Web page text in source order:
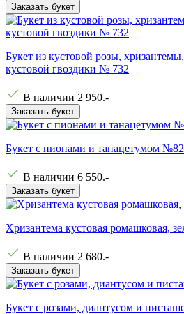
Заказать букет
Букет из кустовой розы,
кустовой гвоздики № 732
В наличии 2 950.-
Заказать букет
Букет с пионами и танацетумом
В наличии 6 550.-
Заказать букет
Хризантема кустовая ромашковая,
В наличии 2 680.-
Заказать букет
Букет с розами, диантусом и